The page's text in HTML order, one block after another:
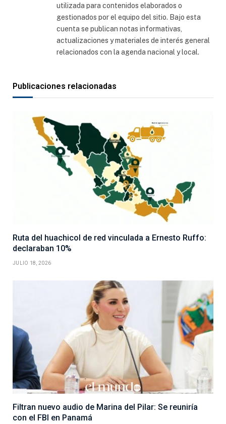
utilizada para contenidos elaborados o
gestionados por el equipo del sitio. Bajo esta
cuenta se publican notas informativas,
actualizaciones y materiales de interés general
relacionados con la agenda nacional y local.
Publicaciones relacionadas
Ruta del huachicol de red vinculada a Ernesto Ruffo:
declaraban 10%
JULIO 18, 2026
Filtran nuevo audio de Marina del Pilar: Se reuniría
con el FBI en Panamá